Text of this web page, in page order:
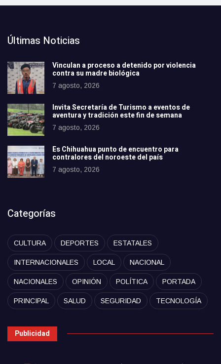
Últimas Noticias
Vinculan a proceso a detenido por violencia
contra su madre biológica
7 agosto, 2026
Invita Secretaría de Turismo a eventos de
aventura y tradición este fin de semana
7 agosto, 2026
Es Chihuahua punto de encuentro para
contralores del noroeste del país
7 agosto, 2026
Categorías
CULTURA DEPORTES ESTATALES
INTERNACIONALES LOCAL NACIONAL
NACIONALES OPINIÓN POLÍTICA PORTADA
PRINCIPAL SALUD SEGURIDAD TECNOLOGÍA
Publicidad